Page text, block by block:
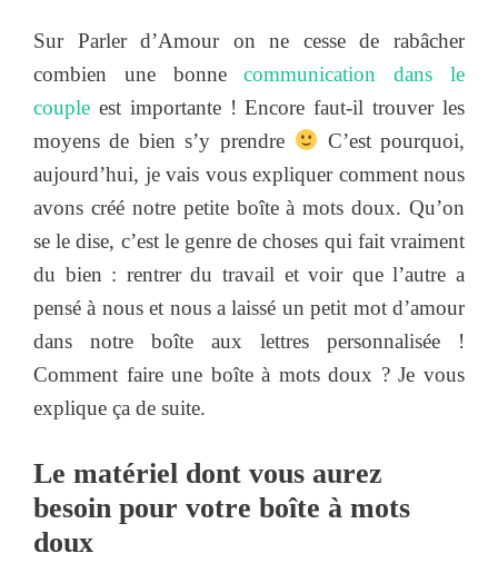
Sur Parler d’Amour on ne cesse de rabâcher
combien une bonnecommunication dans le
couple est importante ! Encore faut-il trouver les
moyens de bien s’y prendre
C’est pourquoi,
aujourd’hui, je vais vous expliquer comment nous
avons créé notre petite boîte à mots doux. Qu’on
se le dise, c’est le genre de choses qui fait vraiment
du bien : rentrer du travail et voir que l’autre a
pensé à nous et nous a laissé un petit mot d’amour
dans notre boîte aux lettres personnalisée !
Comment faire une boîte à mots doux ? Je vous
explique ça de suite.
Le matériel dont vous aurez
besoin pour votre boîte à mots
doux